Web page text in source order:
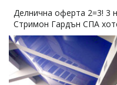
Делнична оферта 2=3! 3
Стримон Гардън СПА